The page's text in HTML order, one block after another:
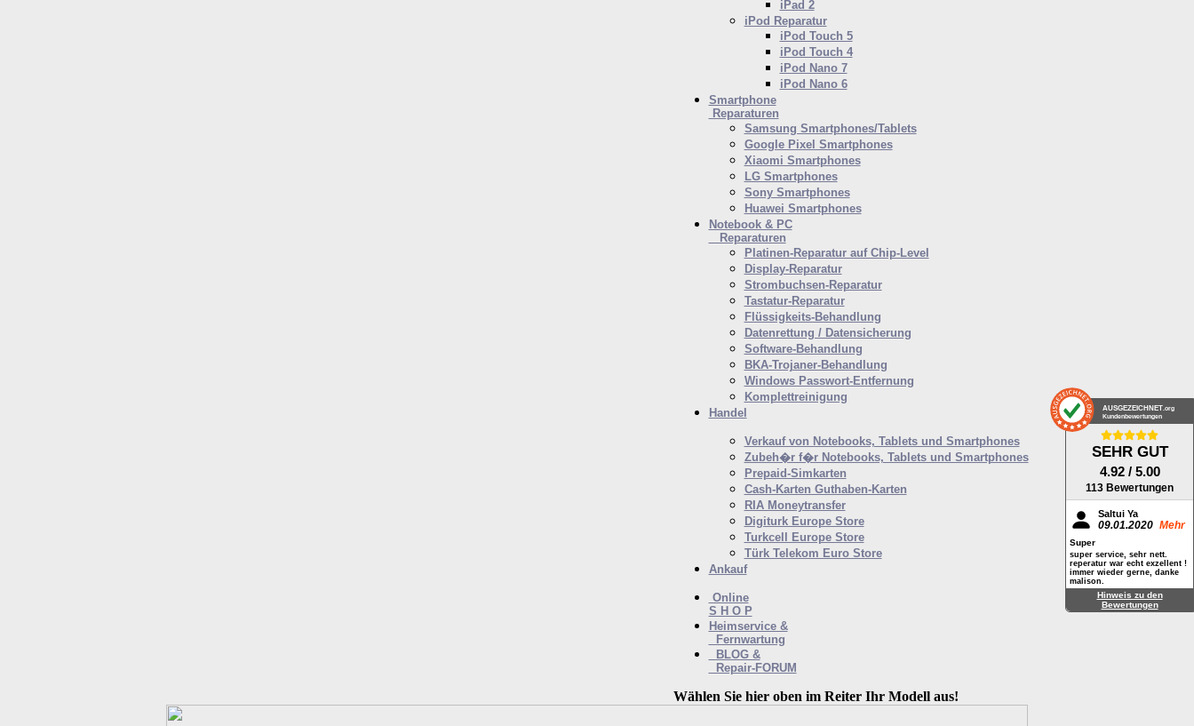
iPad 2
iPod Reparatur
iPod Touch 5
iPod Touch 4
iPod Nano 7
iPod Nano 6
Smartphone
Reparaturen
Samsung Smartphones/Tablets
Google Pixel Smartphones
Xiaomi Smartphones
LG Smartphones
Sony Smartphones
Huawei Smartphones
Notebook & PC
Reparaturen
Platinen-Reparatur auf Chip-Level
Display-Reparatur
Strombuchsen-Reparatur
Tastatur-Reparatur
Flüssigkeits-Behandlung
Datenrettung / Datensicherung
Software-Behandlung
BKA-Trojaner-Behandlung
Windows Passwort-Entfernung
Komplettreinigung
Handel
Verkauf von Notebooks, Tablets und Smartphones
Zubeh�r f�r Notebooks, Tablets und Smartphones
Prepaid-Simkarten
Cash-Karten Guthaben-Karten
RIA Moneytransfer
Digiturk Europe Store
Turkcell Europe Store
Türk Telekom Euro Store
Ankauf
Online
S H O P
Heimservice &
Fernwartung
BLOG &
Repair-FORUM
Wählen Sie hier oben im Reiter Ihr Modell aus!
AUSGEZEICHNET .org
Kundenbewertungen
SEHR GUT
4.92 / 5.00
113 Bewertungen
Saltui Ya
09.01.2020 Mehr
Super
super service, sehr nett.
reperatur war echt exzellent !
immer wieder gerne, danke
malison.
Hinweis zu den
Bewertungen